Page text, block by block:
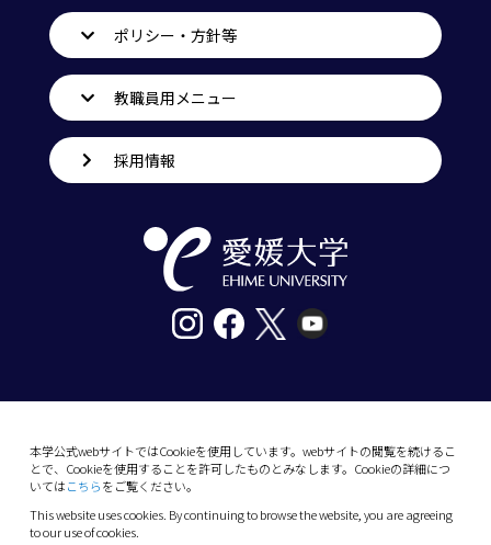
本学公式webサイトではCookieを使用しています。webサイトの閲覧を続けるこ
とで、Cookieを使用することを許可したものとみなします。Cookieの詳細につ
いてはこちらをご覧ください。
This website uses cookies. By continuing to browse the website, you are agreeing
to our use of cookies.
ポリシー・方針等
教職員用メニュー
採用情報
10-13 Dogo-Himata, Matsuyama, Ehime 790-
Phone: +81 89-927-9000